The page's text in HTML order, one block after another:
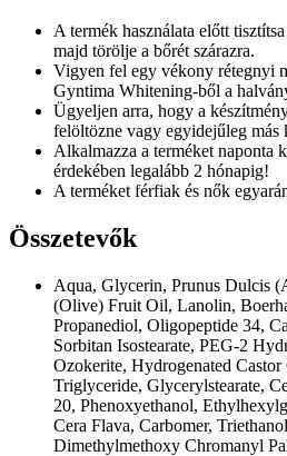
A termék használata előtt
majd törölje a bőrét szárazra.
Vigyen fel egy vékony rétegnyi
Gyntima Whitening-ből a
Ügyeljen arra, hogy a
felöltözne vagy egyidejűleg más
Alkalmazza a terméket naponta
érdekében legalább 2 hónapig!
A terméket férfiak és nők
Összetevők
Aqua, Glycerin, Prunus Dulcis
(Olive) Fruit Oil, Lanolin,
Propanediol, Oligopeptide 34,
Sorbitan Isostearate, PEG-2
Ozokerite, Hydrogenated
Triglyceride, Glycerylstearate,
20, Phenoxyethanol,
Cera Flava, Carbomer,
Dimethylmethoxy Chromanyl